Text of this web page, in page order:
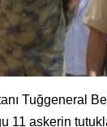
Tuğgeneral
11 askerin